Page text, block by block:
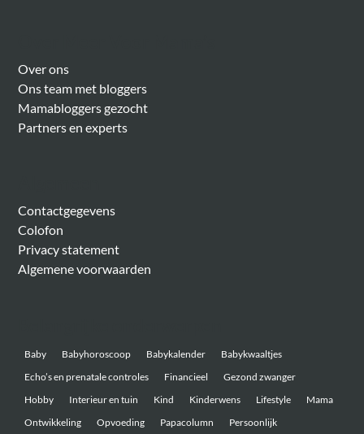
Over ons
Ons team met bloggers
Mamabloggers gezocht
Partners en experts
Contactgegevens
Colofon
Privacy statement
Algemene voorwaarden
Baby Babyhoroscoop Babykalender
Babykwaaltjes
Echo’s en prenatale controles
Financieel
Gezond zwanger
Hobby
Interieur en tuin Kind Kinderwens Lifestyle
Mama
Ontwikkeling
Opvoeding Papacolumn Persoonlijk